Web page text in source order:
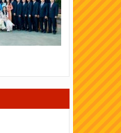
Hình ảnh